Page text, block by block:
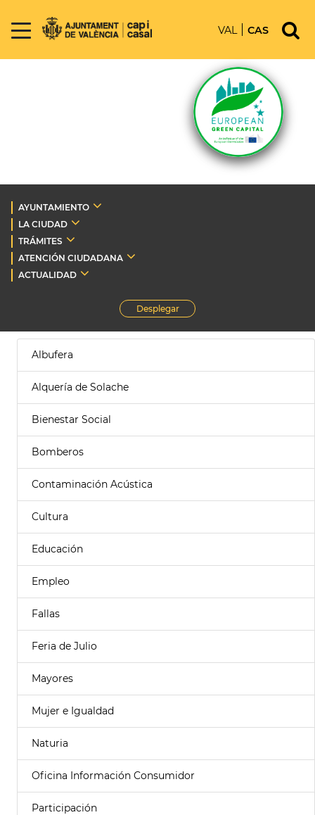
VAL CAS
AYUNTAMIENTO
LA CIUDAD
TRÁMITES
ATENCIÓN CIUDADANA
ACTUALIDAD
Desplegar
Albufera
Alquería de Solache
Bienestar Social
Bomberos
Contaminación Acústica
Cultura
Educación
Empleo
Fallas
Feria de Julio
Mayores
Mujer e Igualdad
Naturia
Oficina Información Consumidor
Participación